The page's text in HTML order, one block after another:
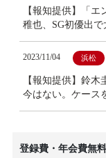
【報知提供】「
稚也、SG初優出
2023/11/04 浜松
【報知提供】鈴
今はない。ケース
登録費・年会費無